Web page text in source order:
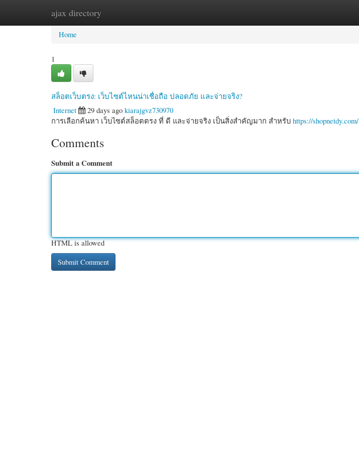
ajax directory
Home New Site Listings
Home
1
สล็อตเว็บตรง: เว็บไซต์ไหนน่าเชื่อถือ ปลอดภัย และจ่ายจริง?
Internet
29 days ago kiarajgvz730970
การเลือกค้นหา เว็บไซต์สล็อตตรง ที่ ดี และจ่ายจริง เป็นสิ่งสำคัญมาก สำหรับ https://shopnetdy.com/
Comments
Submit a Comment
HTML is allowed